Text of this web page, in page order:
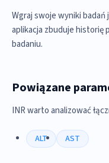
Wgraj swoje wyniki
aplikacja zbuduje historię
badaniu.
Powiązane
INR warto analizować
ALT AST